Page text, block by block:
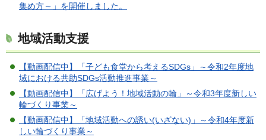
集め方～」を開催しました。
地域活動支援
【動画配信中】「子ども食堂から考えるSDGs」～令和2年度地
域における共助SDGs活動推進事業～
【動画配信中】「広げよう！地域活動の輪」～令和3年度新しい
輪づくり事業～
【動画配信中】「地域活動への誘い(いざない)」～令和4年度新
しい輪づくり事業～